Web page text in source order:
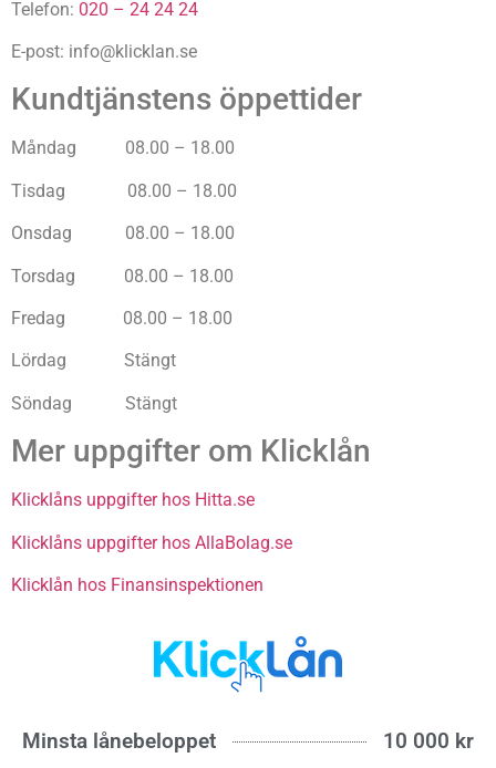
Telefon: 020 – 24 24 24
E-post: info@klicklan.se
Kundtjänstens öppettider
Måndag 08.00 – 18.00
Tisdag 08.00 – 18.00
Onsdag 08.00 – 18.00
Torsdag 08.00 – 18.00
Fredag 08.00 – 18.00
Lördag Stängt
Söndag Stängt
Mer uppgifter om Klicklån
Klicklåns uppgifter hos Hitta.se
Klicklåns uppgifter hos AllaBolag.se
Klicklån hos Finansinspektionen
Minsta lånebeloppet
10 000 kr